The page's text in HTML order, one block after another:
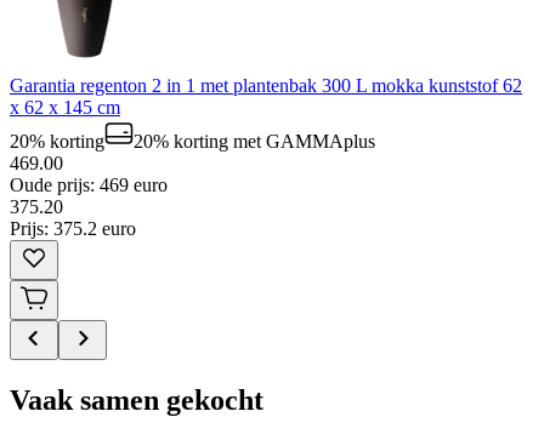
Garantia regenton 2 in 1 met plantenbak 300 L mokka kunststof 62
x 62 x 145 cm
20% korting
20% korting met GAMMAplus
469.00
Oude prijs: 469 euro
375.20
Prijs: 375.2 euro
Vaak samen gekocht